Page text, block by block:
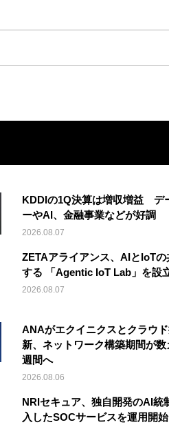
KDDIの1Q決算は増収増益 デ
ーやAI、金融事業などが好調
2026.08.07
ZETAアライアンス、AIとIoTの
する 「Agentic IoT Lab」を設
2026.08.07
ANAがエクイニクスとクラウ
新、ネットワーク構築期間が
週間へ
2026.08.06
NRIセキュア、独自開発のAI統
入したSOCサービスを運用開始